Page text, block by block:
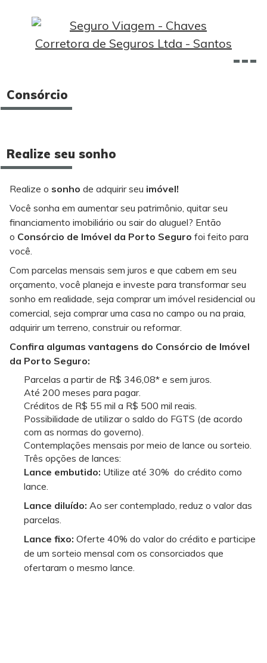
Consórcio
Realize seu sonho
Realize o sonho de adquirir seu imóvel!
Você sonha em aumentar seu patrimônio, quitar seu
financiamento imobiliário ou sair do aluguel? Então
o Consórcio de Imóvel da Porto Seguro foi feito para
você.
Com parcelas mensais sem juros e que cabem em seu
orçamento, você planeja e investe para transformar seu
sonho em realidade, seja comprar um imóvel residencial ou
comercial, seja comprar uma casa no campo ou na praia,
adquirir um terreno, construir ou reformar.
Confira algumas vantagens do Consórcio de Imóvel
da Porto Seguro:
Parcelas a partir de R$ 346,08* e sem juros.
Até 200 meses para pagar.
Créditos de R$ 55 mil a R$ 500 mil reais.
Possibilidade de utilizar o saldo do FGTS (de acordo
com as normas do governo).
Contemplações mensais por meio de lance ou sorteio.
Três opções de lances:
Lance embutido: Utilize até 30% do crédito como
lance.
Lance diluído: Ao ser contemplado, reduz o valor das
parcelas.
Lance fixo: Oferte 40% do valor do crédito e participe
de um sorteio mensal com os consorciados que
ofertaram o mesmo lance.